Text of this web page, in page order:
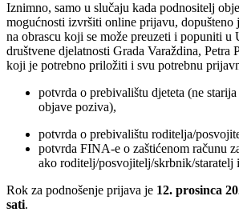
Iznimno, samo u slučaju kada podnositelj
mogućnosti izvršiti online prijavu, dopušteno
na obrascu koji se može preuzeti i popuniti u
društvene djelatnosti Grada Varaždina, Petra
koji je potrebno priložiti i svu potrebnu
potvrda o prebivalištu djeteta (ne
objave poziva),
potvrda o prebivalištu roditelja/
potvrda FINA-e o zaštićenom računu
ako roditelj/posvojitelj/skrbnik/
Rok za podnošenje prijava je 12. prosinca
sati.